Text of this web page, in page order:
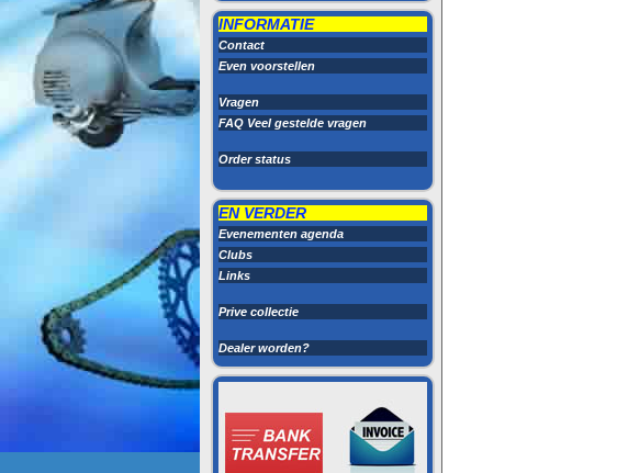
INFORMATIE
Contact
Even voorstellen
Vragen
FAQ Veel gestelde vragen
Order status
EN VERDER
Evenementen agenda
Clubs
Links
Prive collectie
Dealer worden?